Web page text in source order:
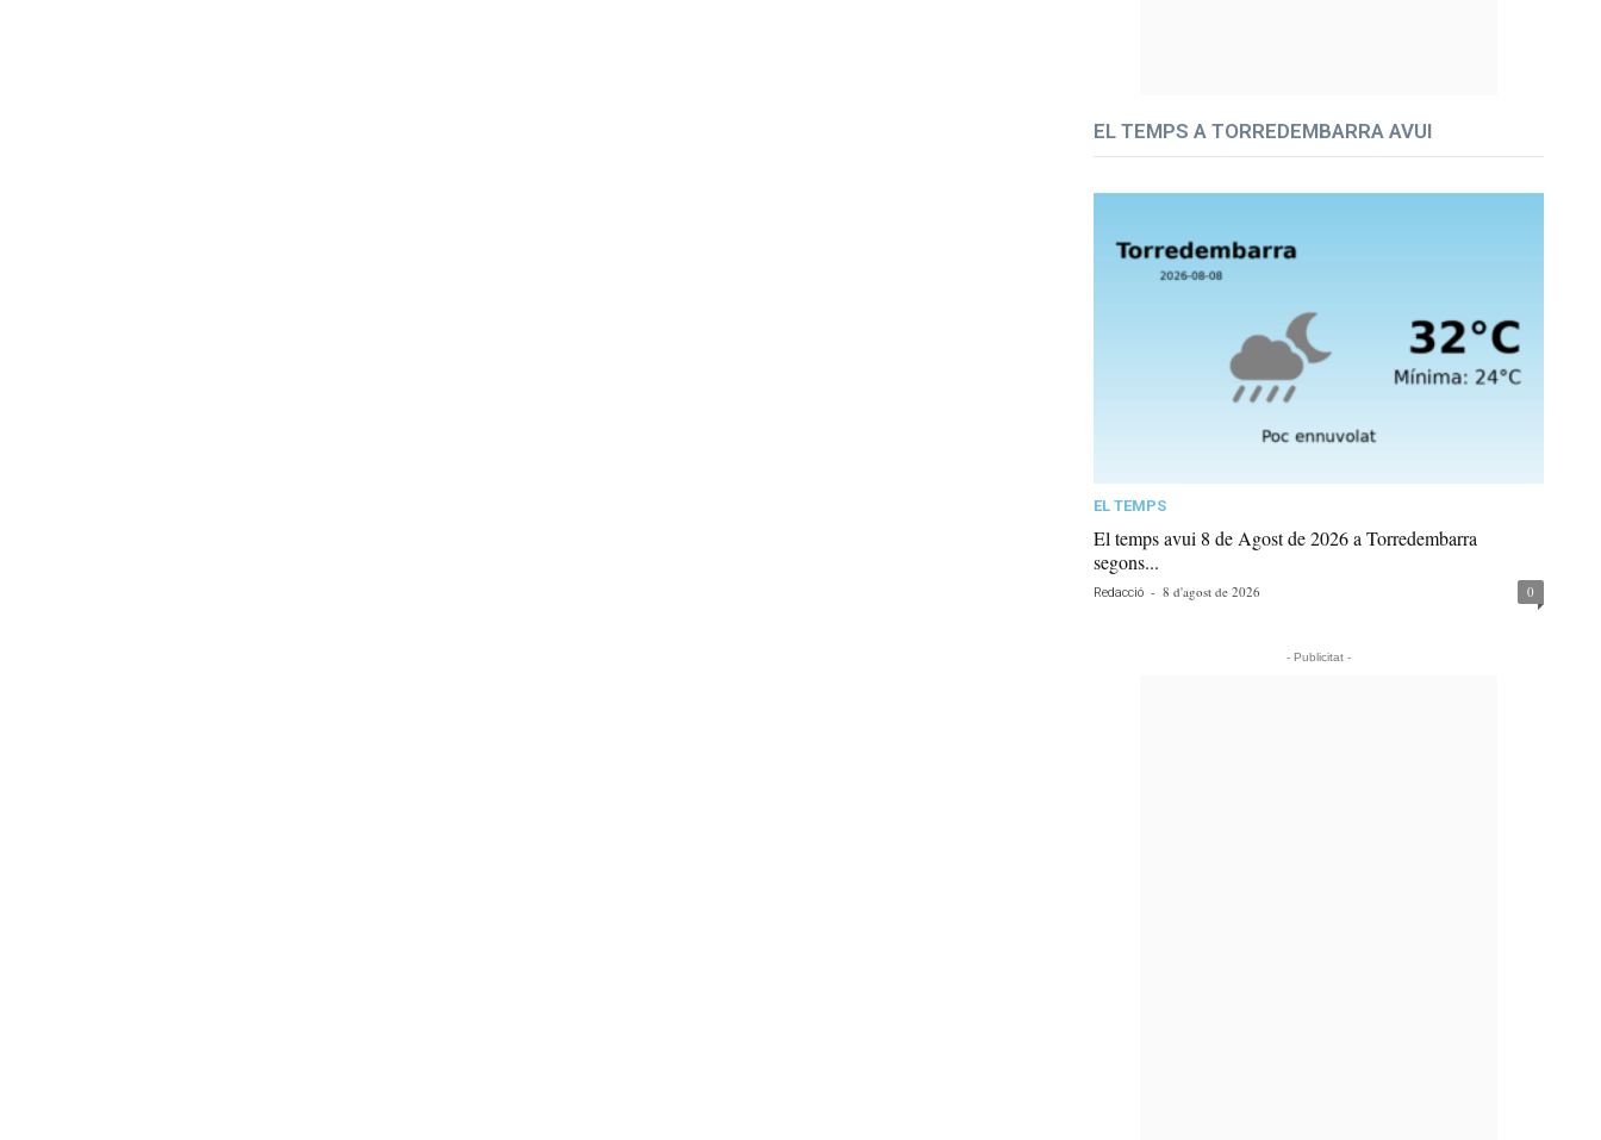
EL TEMPS A TORREDEMBARRA AVUI
EL TEMPS
El temps avui 8 de Agost de 2026 a Torredembarra
segons...
Redacció - 8 d'agost de 2026 0
- Publicitat -